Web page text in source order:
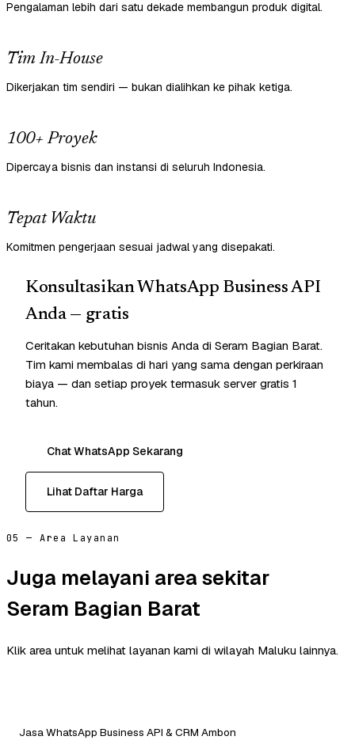
Pengalaman lebih dari satu dekade membangun produk digital.
Tim In-House
Dikerjakan tim sendiri — bukan dialihkan ke pihak ketiga.
100+ Proyek
Dipercaya bisnis dan instansi di seluruh Indonesia.
Tepat Waktu
Komitmen pengerjaan sesuai jadwal yang disepakati.
Konsultasikan WhatsApp Business API
Anda — gratis
Ceritakan kebutuhan bisnis Anda di Seram Bagian Barat.
Tim kami membalas di hari yang sama dengan perkiraan
biaya — dan setiap proyek termasuk server gratis 1
tahun.
Chat WhatsApp Sekarang
Lihat Daftar Harga
05 — Area Layanan
Juga melayani area sekitar
Seram Bagian Barat
Klik area untuk melihat layanan kami di wilayah Maluku lainnya.
Jasa WhatsApp Business API & CRM Ambon